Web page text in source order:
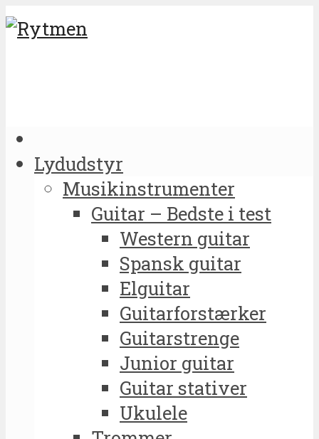
Lydudstyr
Musikinstrumenter
Guitar – Bedste i test
Western guitar
Spansk guitar
Elguitar
Guitarforstærker
Guitarstrenge
Junior guitar
Guitar stativer
Ukulele